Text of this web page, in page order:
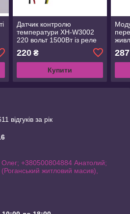
Датчик контролю
температури XH-W3002
220 вольт 1500Вт із реле
220₴
Купити
287
відгуків за рік
+380500804884 Анатолий;
житловий масив),